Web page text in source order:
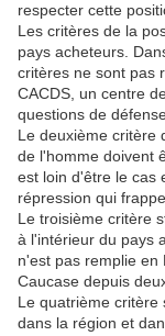
respecter cette
Les critères de la
pays acheteurs.
critères ne sont pas
CACDS, un centre
questions de
Le deuxième critère
de l'homme doivent
est loin d'être le cas
répression qui
Le troisième critère
à l'intérieur du pays
n'est pas remplie en
Caucase depuis
Le quatrième critère
dans la région et